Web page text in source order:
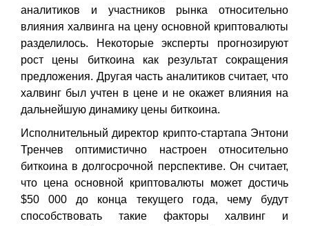
аналитиков и участников рынка относительно
влияния халвинга на цену основной криптовалюты
разделилось. Некоторые эксперты прогнозируют
рост цены биткоина как результат сокращения
предложения. Другая часть аналитиков считает, что
халвинг был учтен в цене и не окажет влияния на
дальнейшую динамику цены биткоина.
Исполнительный директор крипто-стартапа Энтони
Тренчев оптимистично настроен относительно
биткоина в долгосрочной перспективе. Он считает,
что цена основной криптовалюты может достичь
$50 000 до конца текущего года, чему будут
способствовать такие факторы халвинг и